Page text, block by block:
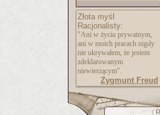
Złota myśl
Racjonalisty:
"Ani w życiu prywatnym,
ani w moich pracach nigdy
nie ukrywałem, że jestem
zdeklarowanym
niewierzącym".
Zygmunt Freud
[